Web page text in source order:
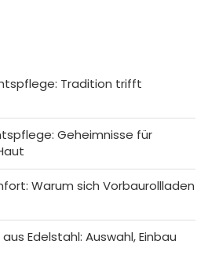
Tradition trifft
Geheimnisse für
Warum sich Vorbaurollladen
Edelstahl: Auswahl, Einbau